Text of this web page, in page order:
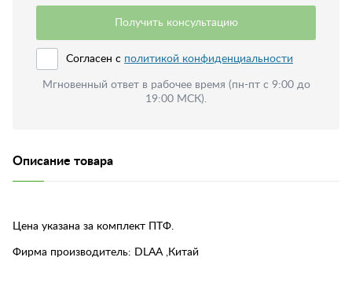
Получить консультацию
Согласен с политикой конфиденциальности
Мгновенный ответ в рабочее время (пн-пт с 9:00 до
19:00 МСК).
Описание товара
Цена указана за комплект ПТФ.
Фирма производитель: DLAA ,Китай